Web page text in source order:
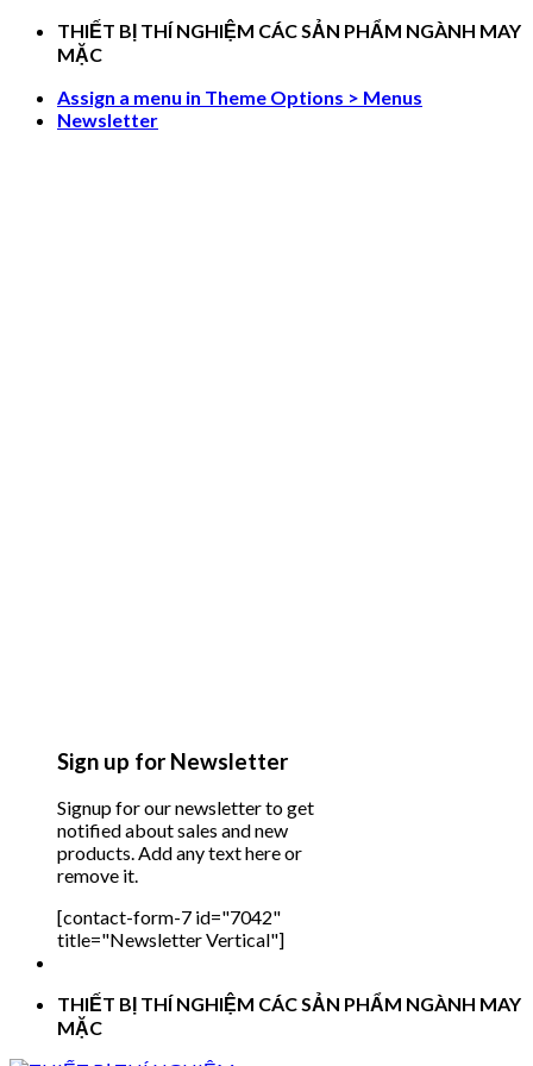
Skip
THIẾT BỊ THÍ NGHIỆM CÁC SẢN PHẨM NGÀNH MAY
MẶC
Assign a menu in Theme Options > Menus
Newsletter
Sign up for Newsletter
Signup for our newsletter to get
notified about sales and new
products. Add any text here or
remove it.
[contact-form-7 id="7042"
title="Newsletter Vertical"]
THIẾT BỊ THÍ NGHIỆM CÁC SẢN PHẨM NGÀNH MAY
MẶC